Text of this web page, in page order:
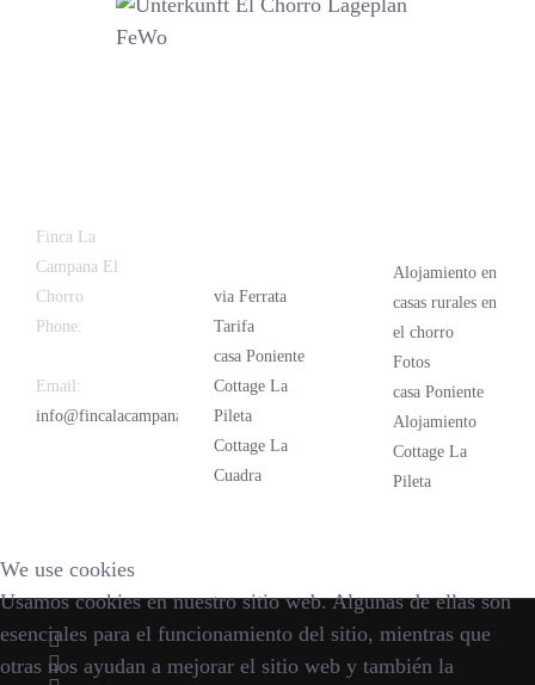
Finca La
Campana El
Chorro
Phone:
Email:
info@fincalacampana.com
via Ferrata
Tarifa
casa Poniente
Cottage La
Pileta
Cottage La
Cuadra
Alojamiento en
casas rurales en
el chorro
Fotos
casa Poniente
Alojamiento
Cottage La
Pileta
We use cookies
Usamos cookies en nuestro sitio web. Algunas de ellas son
esenciales para el funcionamiento del sitio, mientras que
otras nos ayudan a mejorar el sitio web y también la